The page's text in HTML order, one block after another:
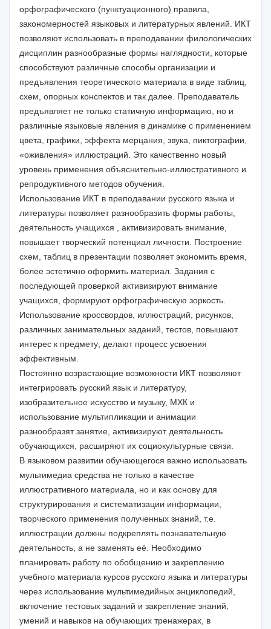
орфографического (пунктуационного) правила,
закономерностей языковых и литературных явлений. ИКТ
позволяют использовать в преподавании филологических
дисциплин разнообразные формы наглядности, которые
способствуют различные способы организации и
предъявления теоретического материала в виде таблиц,
схем, опорных конспектов и так далее. Преподаватель
предъявляет не только статичную информацию, но и
различные языковые явления в динамике с применением
цвета, графики, эффекта мерцания, звука, пиктографии,
«оживления» иллюстраций. Это качественно новый
уровень применения объяснительно-иллюстративного и
репродуктивного методов обучения.
Использование ИКТ в преподавании русского языка и
литературы позволяет разнообразить формы работы,
деятельность учащихся , активизировать внимание,
повышает творческий потенциал личности. Построение
схем, таблиц в презентации позволяет экономить время,
более эстетично оформить материал. Задания с
последующей проверкой активизируют внимание
учащихся, формируют орфографическую зоркость.
Использование кроссвордов, иллюстраций, рисунков,
различных занимательных заданий, тестов, повышают
интерес к предмету; делают процесс усвоения
эффективным.
Постоянно возрастающие возможности ИКТ позволяют
интегрировать русский язык и литературу,
изобразительное искусство и музыку, МХК и
использование мультипликации и анимации
разнообразят занятие, активизируют деятельность
обучающихся, расширяют их социокультурные связи.
В языковом развитии обучающегося важно использовать
мультимедиа средства не только в качестве
иллюстративного материала, но и как основу для
структурирования и систематизации информации,
творческого применения полученных знаний, т.е.
иллюстрации должны подкреплять познавательную
деятельность, а не заменять её. Необходимо
планировать работу по обобщению и закреплению
учебного материала курсов русского языка и литературы
через использование мультимедийных энциклопедий,
включение тестовых заданий и закрепление знаний,
умений и навыков на обучающих тренажерах, в